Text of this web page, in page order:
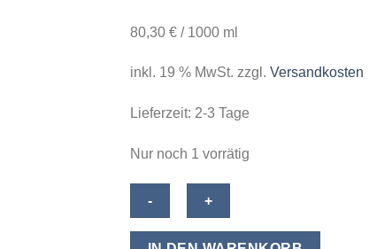
80,30 € / 1000 ml
inkl. 19 % MwSt. zzgl. Versandkosten
Lieferzeit: 2-3 Tage
Nur noch 1 vorrätig
Hair
Company